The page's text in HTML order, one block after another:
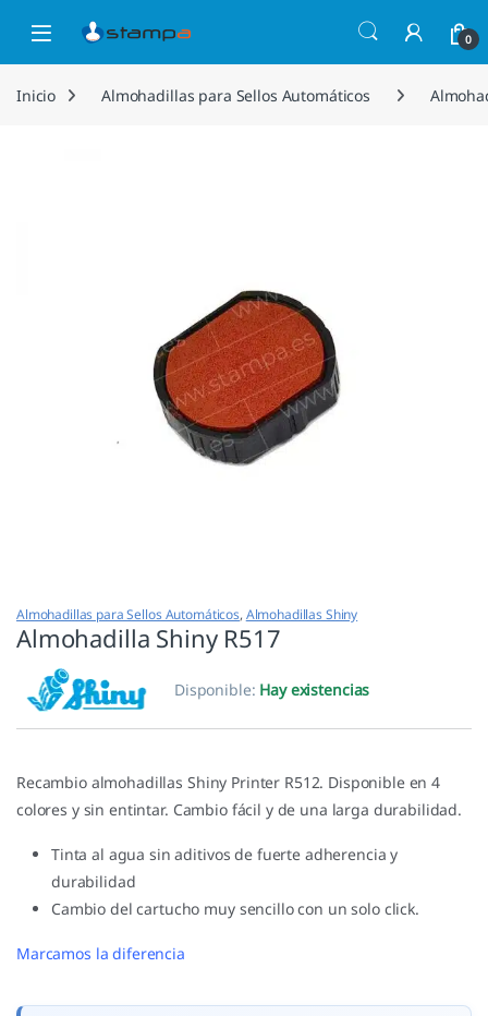
Open 0
Inicio Almohadillas para Sellos Automáticos
Almohadillas para Sellos Automáticos, Almohadillas Shiny
Almohadilla Shiny R517
Disponible: Hay existencias
Recambio almohadillas Shiny Printer R512. Disponible en 4
colores y sin entintar. Cambio fácil y de una larga durabilidad.
Tinta al agua sin aditivos de fuerte adherencia y
durabilidad
Cambio del cartucho muy sencillo con un solo click.
Marcamos la diferencia